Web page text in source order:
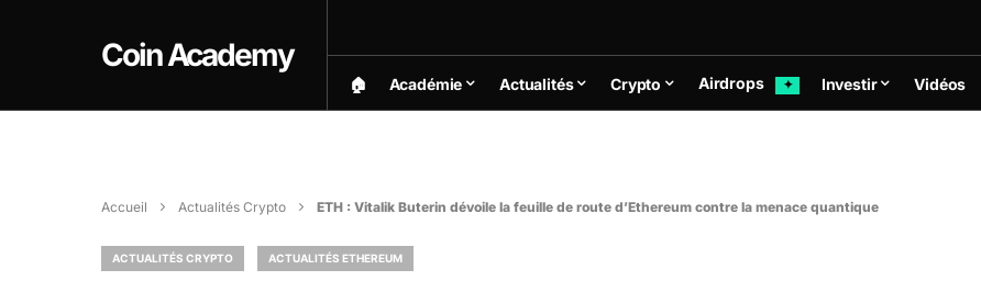
Coin Academy
🏠︎ Académie Actualités Crypto Airdrops ✦ Investir Vidéos
Accueil Actualités Crypto ETH : Vitalik Buterin dévoile la feuille de route d’Ethereum contre la menace quantique
ACTUALITÉS CRYPTO ACTUALITÉS ETHEREUM